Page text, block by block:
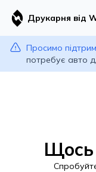
Друкарня від
Просимо
потребує авто
Щось